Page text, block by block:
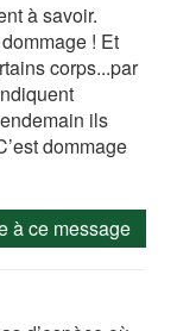
à savoir.
! Et
corps...par
ils
dommage
à ce message